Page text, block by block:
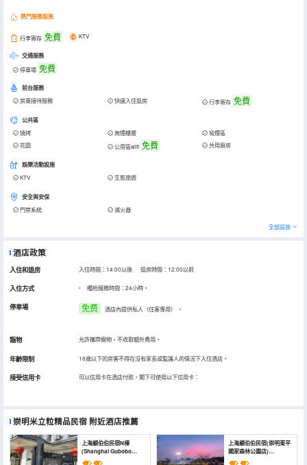
熱門服務設施
行李寄存 免費 KTV
交通服務
停車場 免費
前台服務
房東接待服務 快速入住退房 行李寄存 免費
公共區
燒烤 無煙樓層
吸煙區
花園
公用區wifi 免費 共用廚房
娛樂活動設施
KTV 生態旅遊
安全與安保
門禁系統 滅火器
全部設施
酒店政策
入住和退房 入住時間：14:00以後 退房時間：12:00以前
入住方式 櫃枱服務時間：24小時。
停車場 免费 酒店內提供私人（住客專用） 。
寵物 允許攜帶寵物，不收取額外費用。
年齡限制 18歲以下的房客不得在沒有家長或監護人的情況下入住酒店。
接受信用卡 可以信用卡在酒店付款，閣下可使用以下信用卡：
崇明米立粒精品民宿 附近酒店推薦
上海顧伯伯民宿N棟
(Shanghai Gubobo
Homestay N Building)
上海顧伯伯民宿(崇明東平
國家森林公園店)
(Shanghai Gubobo